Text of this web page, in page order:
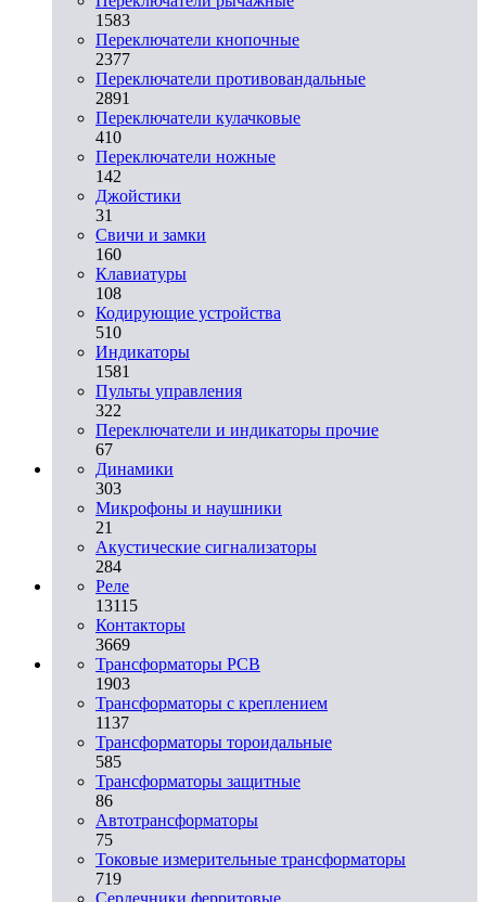
1583
Переключатели кнопочные
2377
Переключатели противовандальные
2891
Переключатели кулачковые
410
Переключатели ножные
142
Джойстики
31
Свичи и замки
160
Клавиатуры
108
Кодирующие устройства
510
Индикаторы
1581
Пульты управления
322
Переключатели и индикаторы прочие
67
Динамики
303
Микрофоны и наушники
21
Акустические сигнализаторы
284
Реле
13115
Контакторы
3669
Трансформаторы PCB
1903
Трансформаторы с креплением
1137
Трансформаторы тороидальные
585
Трансформаторы защитные
86
Автотрансформаторы
75
Токовые измерительные трансформаторы
719
Сердечники ферритовые